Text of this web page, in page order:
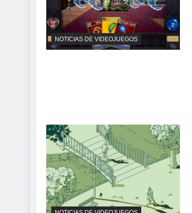
NOTICIAS DE VIDEOJUEGOS